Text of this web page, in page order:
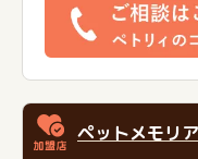
ペットメモリ